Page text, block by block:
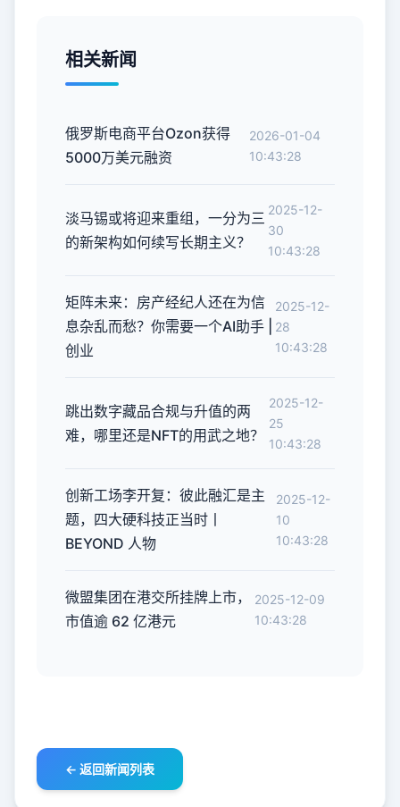
相关新闻
俄罗斯电商平台Ozon获得
5000万美元融资
2026-01-04
10:43:28
淡马锡或将迎来重组，一分为三
的新架构如何续写长期主义？
2025-12-
30
10:43:28
矩阵未来：房产经纪人还在为信
息杂乱而愁？你需要一个AI助手 |
创业
2025-12-
28
10:43:28
跳出数字藏品合规与升值的两
难，哪里还是NFT的用武之地？
2025-12-
25
10:43:28
创新工场李开复：彼此融汇是主
题，四大硬科技正当时丨
BEYOND 人物
2025-12-
10
10:43:28
微盟集团在港交所挂牌上市，
市值逾 62 亿港元
2025-12-09
10:43:28
← 返回新闻列表